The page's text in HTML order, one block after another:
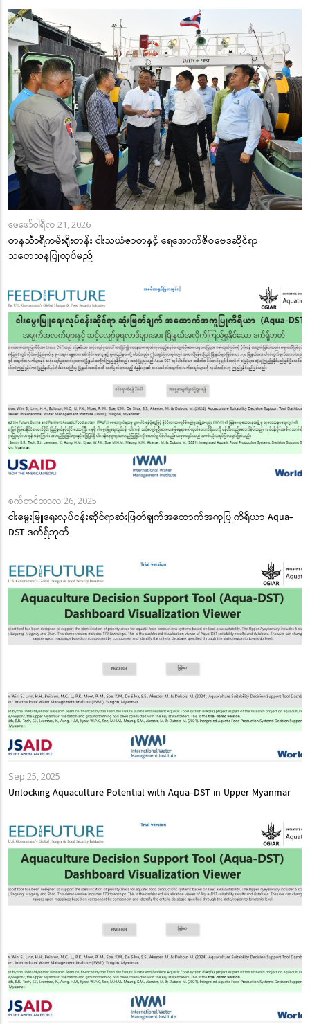
ဖေဖော်ဝါရီလ 21, 2026
တနင်္သာရီကမ်းရိုးတန်း ငါးသယံဇာတနှင့် ရေအောက်ဇီဝဗေဒဆိုင်ရာ
သုတေသနပြုလုပ်မည်
စက်တင်ဘာလ 26, 2025
ငါးမွေးမြူရေးလုပ်ငန်းဆိုင်ရာဆုံးဖြတ်ချက်အထောက်အကူပြုကိရိယာ Aqua-
DST ဒက်ရှ်ဘုတ်
Sep 25, 2025
Unlocking Aquaculture Potential with Aqua-DST in Upper Myanmar